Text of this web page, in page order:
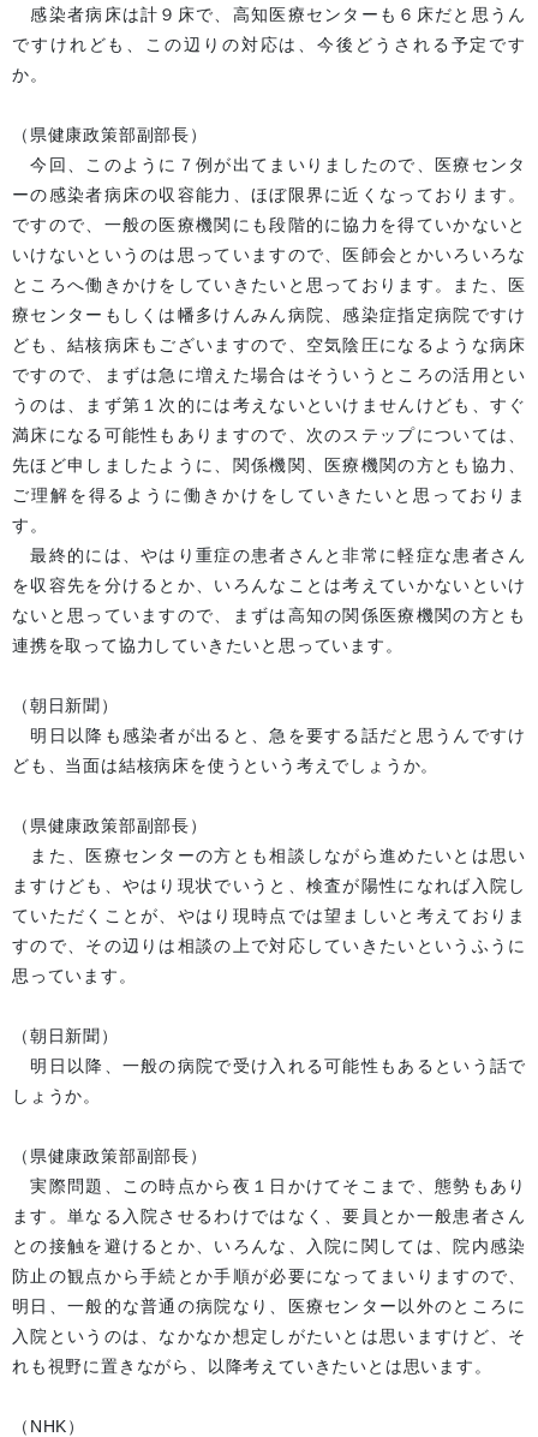
感染者病床は計９床で、高知医療センターも６床だと思うん
ですけれども、この辺りの対応は、今後どうされる予定です
か。
（県健康政策部副部長）
今回、このように７例が出てまいりましたので、医療センタ
ーの感染者病床の収容能力、ほぼ限界に近くなっております。
ですので、一般の医療機関にも段階的に協力を得ていかないと
いけないというのは思っていますので、医師会とかいろいろな
ところへ働きかけをしていきたいと思っております。また、医
療センターもしくは幡多けんみん病院、感染症指定病院ですけ
ども、結核病床もございますので、空気陰圧になるような病床
ですので、まずは急に増えた場合はそういうところの活用とい
うのは、まず第１次的には考えないといけませんけども、すぐ
満床になる可能性もありますので、次のステップについては、
先ほど申しましたように、関係機関、医療機関の方とも協力、
ご理解を得るように働きかけをしていきたいと思っておりま
す。
最終的には、やはり重症の患者さんと非常に軽症な患者さん
を収容先を分けるとか、いろんなことは考えていかないといけ
ないと思っていますので、まずは高知の関係医療機関の方とも
連携を取って協力していきたいと思っています。
（朝日新聞）
明日以降も感染者が出ると、急を要する話だと思うんですけ
ども、当面は結核病床を使うという考えでしょうか。
（県健康政策部副部長）
また、医療センターの方とも相談しながら進めたいとは思い
ますけども、やはり現状でいうと、検査が陽性になれば入院し
ていただくことが、やはり現時点では望ましいと考えておりま
すので、その辺りは相談の上で対応していきたいというふうに
思っています。
（朝日新聞）
明日以降、一般の病院で受け入れる可能性もあるという話で
しょうか。
（県健康政策部副部長）
実際問題、この時点から夜１日かけてそこまで、態勢もあり
ます。単なる入院させるわけではなく、要員とか一般患者さん
との接触を避けるとか、いろんな、入院に関しては、院内感染
防止の観点から手続とか手順が必要になってまいりますので、
明日、一般的な普通の病院なり、医療センター以外のところに
入院というのは、なかなか想定しがたいとは思いますけど、そ
れも視野に置きながら、以降考えていきたいとは思います。
（NHK）